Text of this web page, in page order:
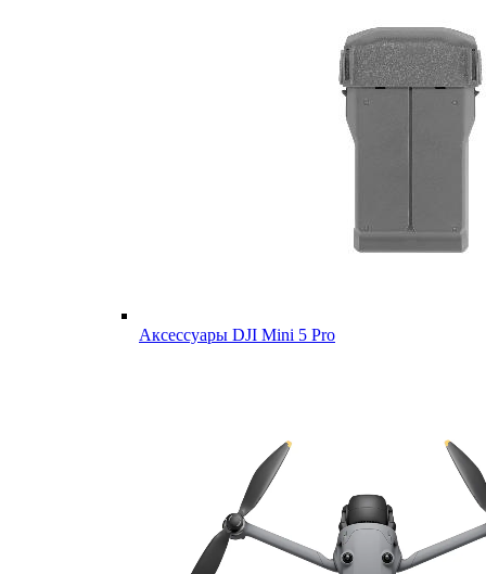
Аксессуары DJI Mini 5 Pro